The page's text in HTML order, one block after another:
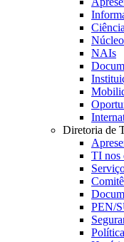
NAIs
Diretoria de
TI nos
PEN/